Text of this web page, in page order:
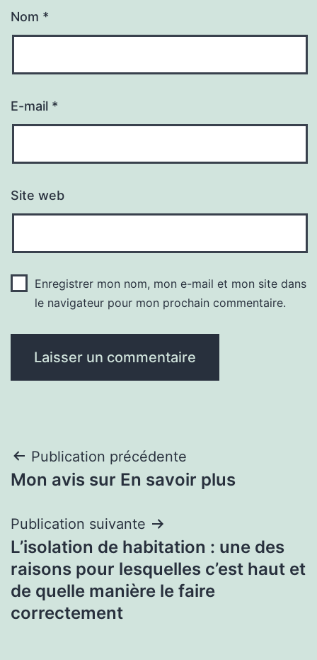
Nom *
E-mail *
Site web
Enregistrer mon nom, mon e-mail et mon site dans
le navigateur pour mon prochain commentaire.
Navigation
de
l’article
Publication précédente
Mon avis sur En savoir plus
Publication suivante
L’isolation de habitation : une des
raisons pour lesquelles c’est haut et
de quelle manière le faire
correctement